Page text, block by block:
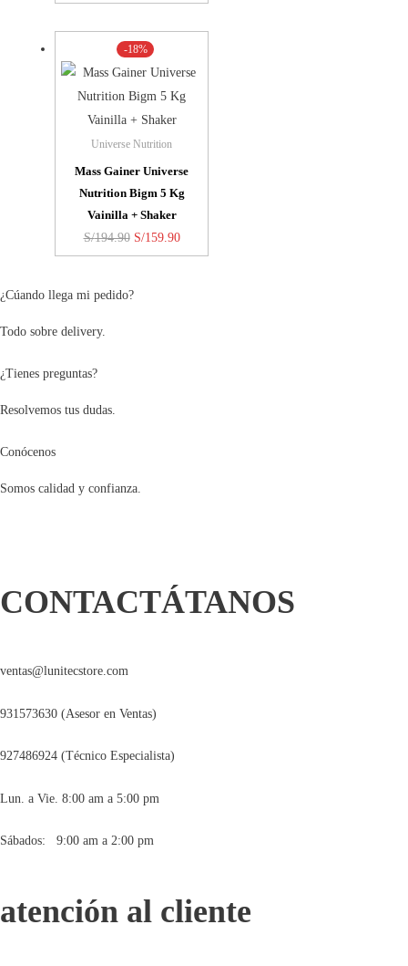
precio
original
era:
S/144.90.
precio
actual
S/109.90.
-18%
Universe Nutrition
Mass Gainer Universe
Nutrition Bigm 5 Kg
Vainilla + Shaker
S/194.90 El
precio
S/159.90El
precio
¿Cúando llega mi pedido?
Todo sobre delivery.
¿Tienes preguntas?
Resolvemos tus dudas.
Conócenos
Somos calidad y confianza.
CONTACTÁTANOS
ventas@lunitecstore.com
931573630 (Asesor en Ventas)
927486924 (Técnico Especialista)
Lun. a Vie. 8:00 am a 5:00 pm
Sábados: 9:00 am a 2:00 pm
atención al cliente